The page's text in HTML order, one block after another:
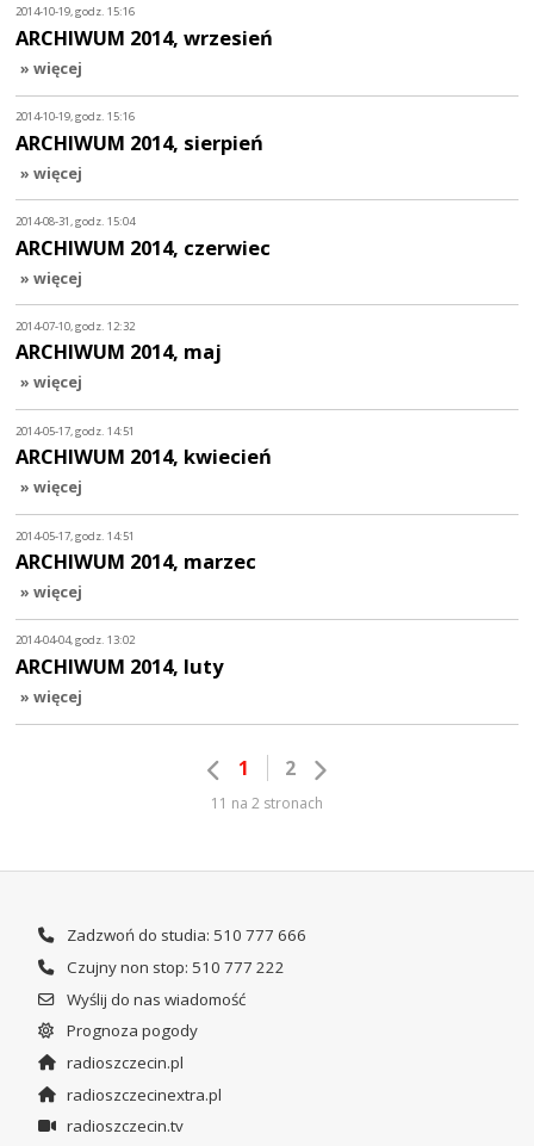
2014-10-19, godz. 15:16
ARCHIWUM 2014, wrzesień
» więcej
2014-10-19, godz. 15:16
ARCHIWUM 2014, sierpień
» więcej
2014-08-31, godz. 15:04
ARCHIWUM 2014, czerwiec
» więcej
2014-07-10, godz. 12:32
ARCHIWUM 2014, maj
» więcej
2014-05-17, godz. 14:51
ARCHIWUM 2014, kwiecień
» więcej
2014-05-17, godz. 14:51
ARCHIWUM 2014, marzec
» więcej
2014-04-04, godz. 13:02
ARCHIWUM 2014, luty
» więcej
1 2
11 na 2 stronach
Zadzwoń do studia: 510 777 666
Czujny non stop: 510 777 222
Wyślij do nas wiadomość
Prognoza pogody
radioszczecin.pl
radioszczecinextra.pl
radioszczecin.tv